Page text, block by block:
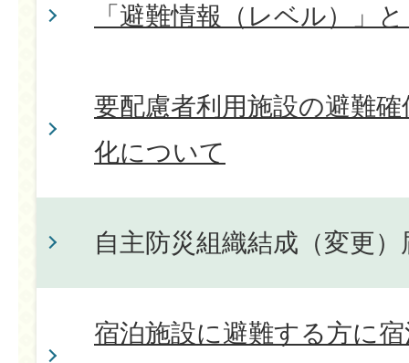
「避難情報（レベル）」
要配慮者利用施設の避難
化について
自主防災組織結成（変更
宿泊施設に避難する方に